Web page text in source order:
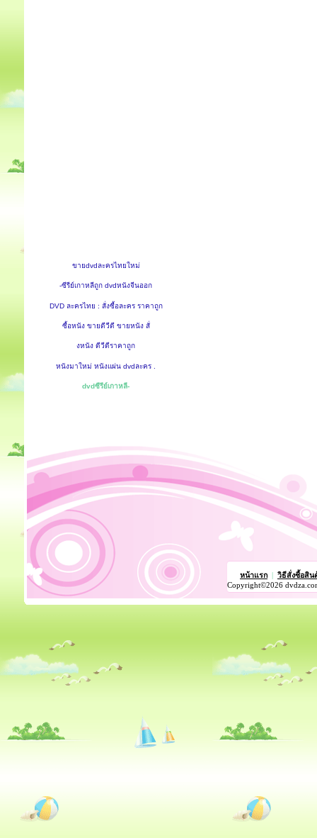
ขายdvdละครไทยใหม่
-ซีรีย์เกาหลีถูก dvdหนังจีนออก
DVD ละครไทย : สั่งซื้อละคร ราคาถูก
ซื้อหนัง ขายดีวีดี ขายหนัง สั่
งหนัง ดีวีดีราคาถูก
หนังมาใหม่ หนังแผ่น dvdละคร .
dvdซีรีย์เกาหลี-
หน้าแรก
วิธีสั่งซื้อสิน
Copyright©2026